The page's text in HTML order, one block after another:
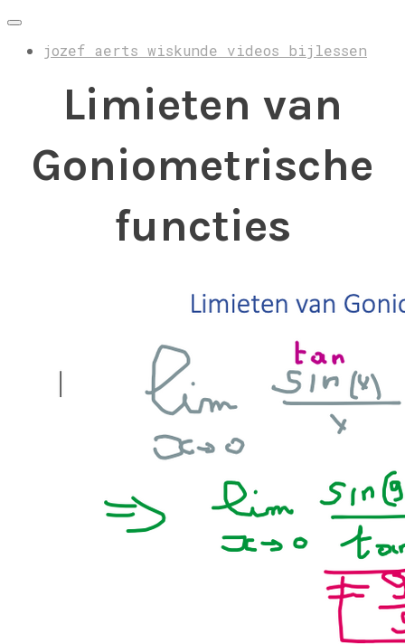
jozef aerts wiskunde videos bijlessen
Limieten van
Goniometrische
functies